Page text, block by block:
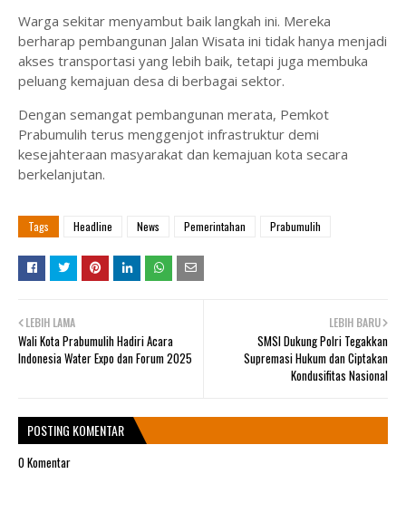
Warga sekitar menyambut baik langkah ini. Mereka
berharap pembangunan Jalan Wisata ini tidak hanya menjadi
akses transportasi yang lebih baik, tetapi juga membuka
peluang kemajuan desa di berbagai sektor.
Dengan semangat pembangunan merata, Pemkot
Prabumulih terus menggenjot infrastruktur demi
kesejahteraan masyarakat dan kemajuan kota secara
berkelanjutan.
Tags Headline News Pemerintahan Prabumulih
LEBIH BARU
SMSI Dukung Polri Tegakkan
Supremasi Hukum dan Ciptakan
Kondusifitas Nasional
LEBIH LAMA
Wali Kota Prabumulih Hadiri Acara
Indonesia Water Expo dan Forum 2025
POSTING KOMENTAR
0 Komentar